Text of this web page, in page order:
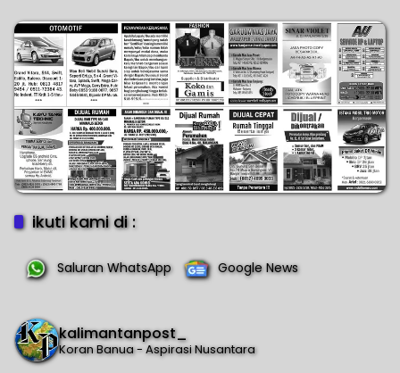
ikuti kami di :
Saluran WhatsApp Google News
kalimantanpost_
Koran Banua - Aspirasi Nusantara